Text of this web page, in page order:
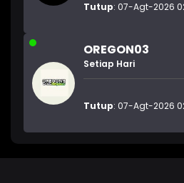
Tutup: 07-Agt-2026
OREGON03
Setiap Hari
Tutup: 07-Agt-2026